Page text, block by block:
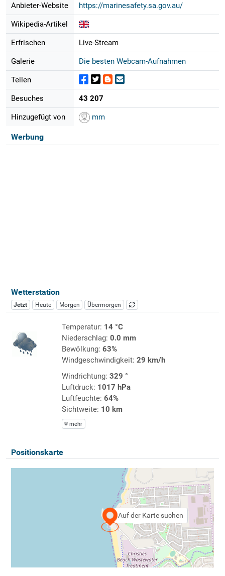
Anbieter-Website https://marinesafety.sa.gov.au/
Wikipedia-Artikel
Erfrischen Live-Stream
Galerie Die besten Webcam-Aufnahmen
Teilen
Besuches 43 207
Hinzugefügt von mm
Werbung
Wetterstation
Jetzt Heute Morgen Übermorgen
Temperatur: 14 °C
Niederschlag: 0.0 mm
Bewölkung: 63%
Windgeschwindigkeit: 29 km/h
Windrichtung: 329 °
Luftdruck: 1017 hPa
Luftfeuchte: 64%
Sichtweite: 10 km
mehr
Positionskarte
Auf der Karte suchen